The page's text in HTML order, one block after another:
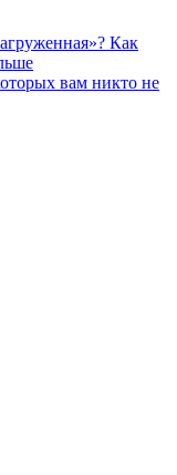
Как
вам никто не